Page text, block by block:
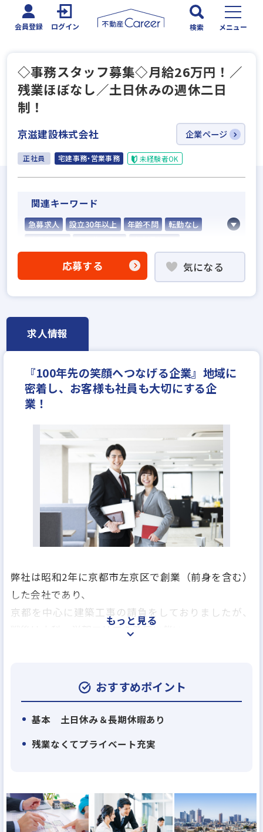
会員登録 ログイン 検索 メニュー
◇事務スタッフ募集◇月給26万円！／
残業ほぼなし／土日休みの週休二日
制！
京滋建設株式会社 企業ページ
正社員 宅建事務・営業事務 未経験者OK
関連キーワード
急募求人 設立30年以上 年齢不問
転勤なし
応募する 気になる
求人情報
『100年先の笑顔へつなげる企業』地域に
密着し、お客様も社員も大切にする企
業！
弊社は昭和2年に京都市左京区で創業（前身を含む）
した会社であり、
京都を中心に建築工事の請負をしておりましたが、
戦後は山科・滋賀エリアの発展に伴い、
その販売戸数は山科で約1,000件、滋賀で約3,000件
です。
仲介業務に至るまで不動産総合商社として幅広い業
務活動をしております。
もっと見る
おすすめポイント
基本 土日休み＆長期休暇あり
残業なくてプライベート充実